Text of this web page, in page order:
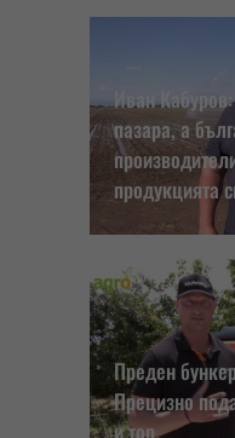
Иван
пазара, а
продукцията
Преден
Прецизно
и тор